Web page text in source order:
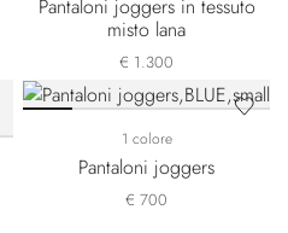
Pantaloni joggers in tessuto
misto lana
€ 1.300
1 colore
Pantaloni joggers
€ 700